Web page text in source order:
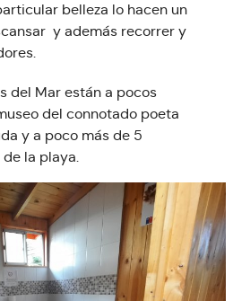
belleza lo hacen un
y además recorrer y
del Mar están a pocos
del connotado poeta
y a poco más de 5
la playa.